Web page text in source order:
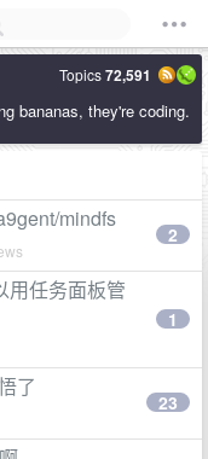
Topics72,591
bananas, they're coding.
mindfs
2
用任务面板管
1
了
23